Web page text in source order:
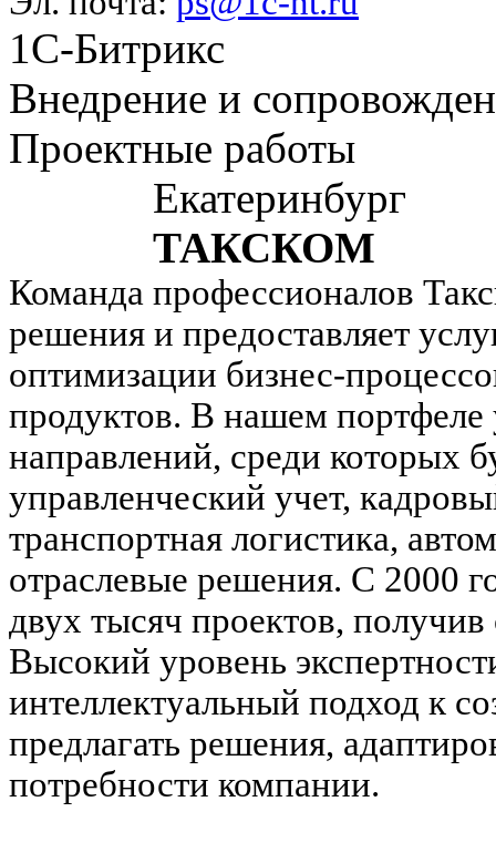
1С-Битрикс
Внедрение и
Проектные работы
Екатеринбург
ТАКСКОМ
Команда профессионалов
решения и предоставляет
оптимизации бизнес-
продуктов. В нашем портфеле
направлений, среди которых
управленческий учет,
транспортная логистика,
отраслевые решения. С 2000
двух тысяч проектов,
Высокий уровень
интеллектуальный подход к
предлагать решения,
потребности компании.